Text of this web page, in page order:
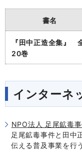
書名
『田中正造全集』
20巻
インターネ
NPO法人 足尾鉱毒
足尾鉱毒事件と田中
伝える普及事業を行